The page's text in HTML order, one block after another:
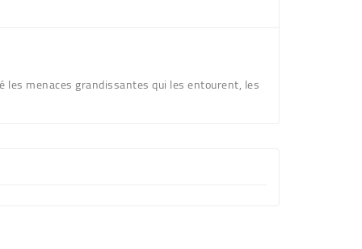
menaces grandissantes qui les entourent, les